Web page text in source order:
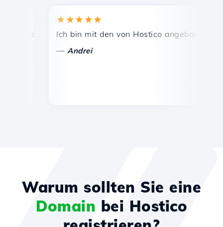
schnelle und effiziente technische Unterstützung.
★★★★★
Ich bin mit den von Hostico angebotenen
Andrei
Warum sollten Sie eine
Domain bei Hostico